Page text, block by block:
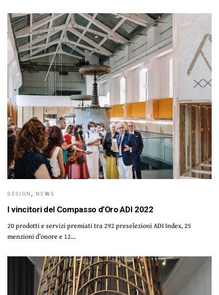
DESIGN ,NEWS
I vincitori del Compasso d’Oro ADI 2022
20 prodotti e servizi premiati tra 292 preselezioni ADI Index, 25
menzioni d’onore e 12…